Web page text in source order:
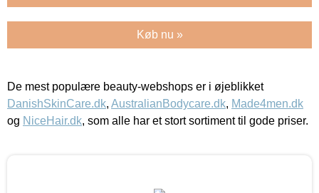
Køb nu »
De mest populære beauty-webshops er i øjeblikket
DanishSkinCare.dk, AustralianBodycare.dk, Made4men.dk
og NiceHair.dk, som alle har et stort sortiment til gode priser.